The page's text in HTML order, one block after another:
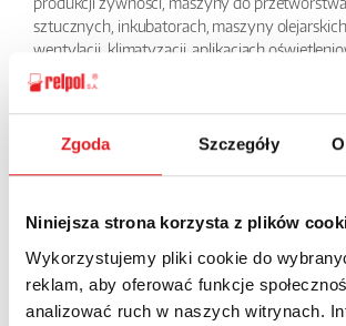
Zgoda Szczegóły
Niniejsza strona korzysta z plików
Wykorzystujemy pliki cookie do
reklam, aby oferować funkcje
analizować ruch w naszych witrynach.
sztucznych, inkubatorach, maszyny
wentylacji, klimatyzacji, aplikacjach
dobrze sprawdzają się do sterowania
w komorach temperaturowych, fontannami,
piecach. Przekaźniki RSR52 załączają
zakresie napięć od 48 do 660V AC przy
POWRÓT